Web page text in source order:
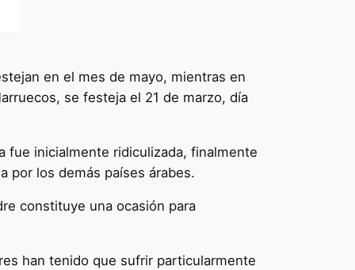
en el mes de mayo, mientras en
se festeja el 21 de marzo, día
fue inicialmente ridiculizada, finalmente
por los demás países árabes.
constituye una ocasión para
han tenido que sufrir particularmente